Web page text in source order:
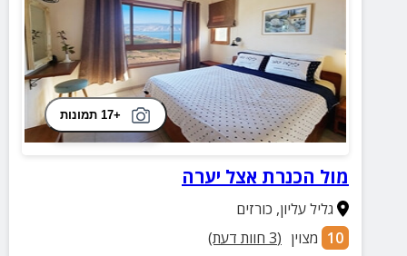
+17 תמונות
מול הכנרת אצל יערה
גליל עליון, כורזים
10 מצוין (
3 חוות דעת)